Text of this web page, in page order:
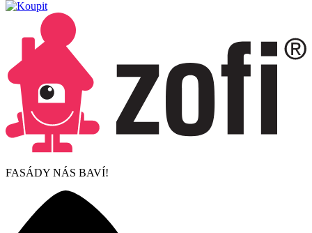
FASÁDY NÁS BAVÍ!